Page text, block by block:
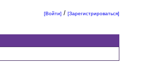
[Войти] /[Зарегистрироваться]